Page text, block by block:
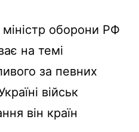
оборони РФ
на темі
за певних
військ
він країн